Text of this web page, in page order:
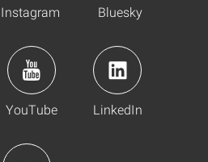
Instagram Bluesky
YouTube LinkedIn